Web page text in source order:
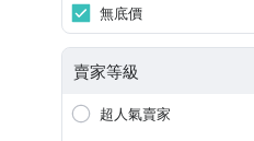
無底價
賣家等級
超人氣賣家